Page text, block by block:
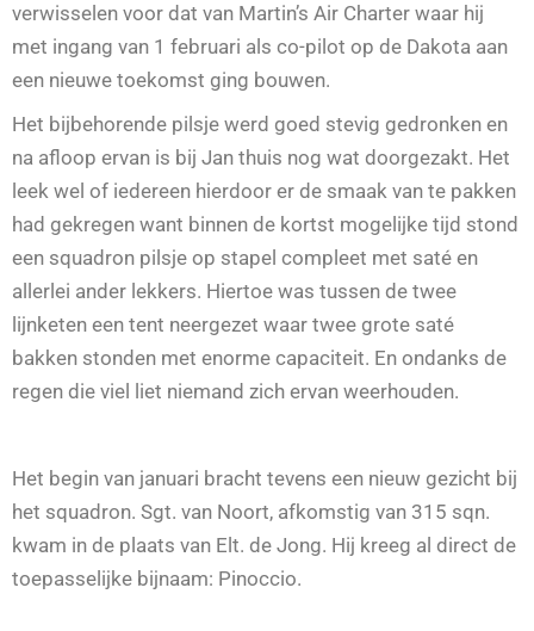
verwisselen voor dat van Martin’s Air Charter waar hij
met ingang van 1 februari als co-pilot op de Dakota aan
een nieuwe toekomst ging bouwen.
Het bijbehorende pilsje werd goed stevig gedronken en
na afloop ervan is bij Jan thuis nog wat doorgezakt. Het
leek wel of iedereen hierdoor er de smaak van te pakken
had gekregen want binnen de kortst mogelijke tijd stond
een squadron pilsje op stapel compleet met saté en
allerlei ander lekkers. Hiertoe was tussen de twee
lijnketen een tent neergezet waar twee grote saté
bakken stonden met enorme capaciteit. En ondanks de
regen die viel liet niemand zich ervan weerhouden.
Het begin van januari bracht tevens een nieuw gezicht bij
het squadron. Sgt. van Noort, afkomstig van 315 sqn.
kwam in de plaats van Elt. de Jong. Hij kreeg al direct de
toepasselijke bijnaam: Pinoccio.